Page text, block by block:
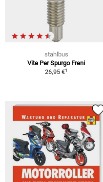
stahlbus
Vite Per Spurgo Freni
26,95 €1